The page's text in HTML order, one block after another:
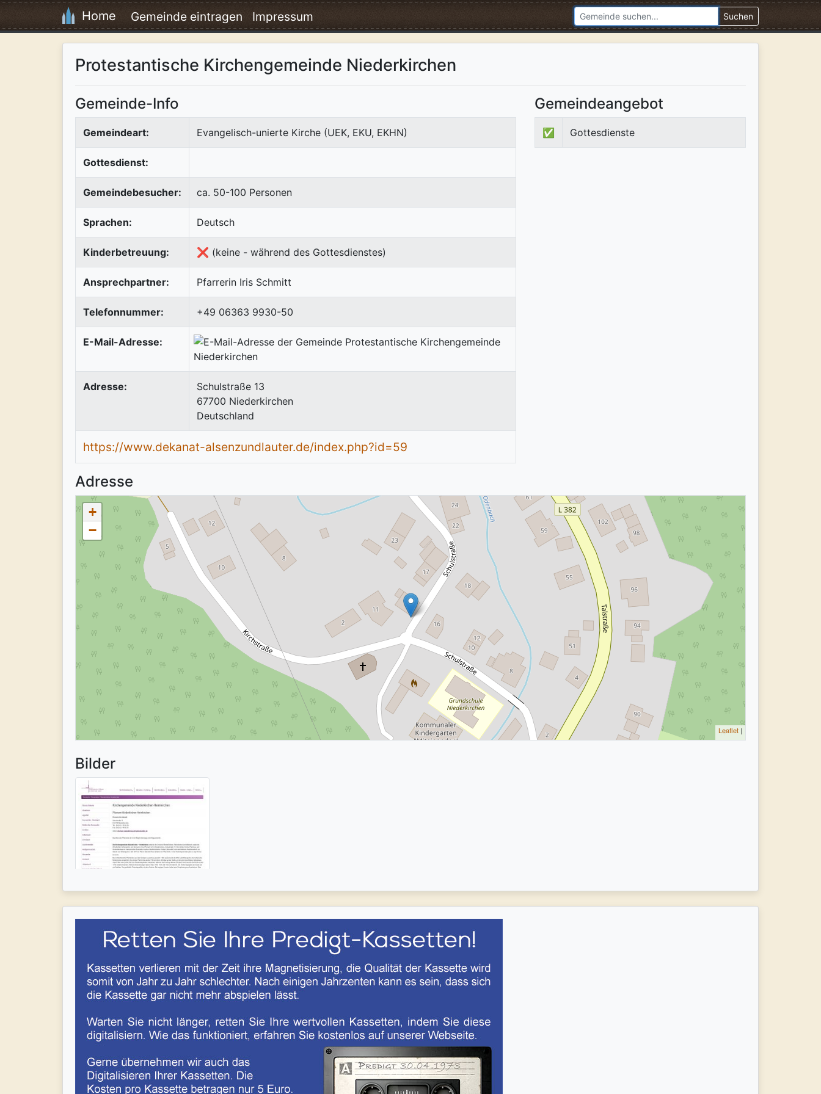
Home Gemeinde eintragen Impressum Suchen
Protestantische Kirchengemeinde Niederkirchen
Gemeinde-Info
Gemeindeart: Evangelisch-unierte Kirche (UEK, EKU, EKHN)
Gottesdienst:
Gemeindebesucher: ca. 50-100 Personen
Sprachen: Deutsch
Kinderbetreuung: ❌ (keine - während des Gottesdienstes)
Ansprechpartner: Pfarrerin Iris Schmitt
Telefonnummer: +49 06363 9930-50
E-Mail-Adresse:
Adresse:
Schulstraße 13
67700 Niederkirchen
Deutschland
https://www.dekanat-alsenzundlauter.de/index.php?id=59
Gemeindeangebot
✅ Gottesdienste
Adresse
+
−
Leaflet |
Bilder